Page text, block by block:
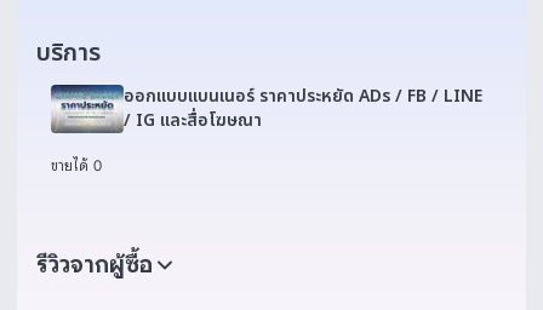
บริการ
ออกแบบแบนเนอร์ ราคาประหยัด ADs / FB / LINE
/ IG และสื่อโฆษณา
ขายได้ 0
รีวิวจากผู้ซื้อ